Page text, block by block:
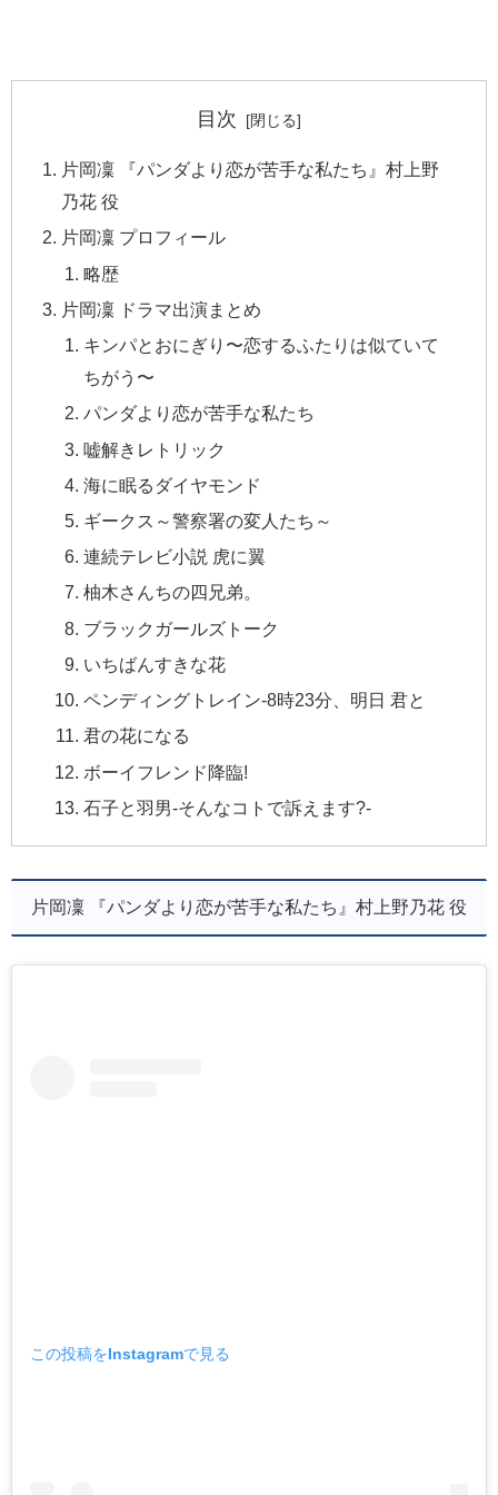
目次
片岡凜 『パンダより恋が苦手な私たち』村上野
乃花 役
片岡凜 プロフィール
略歴
片岡凜 ドラマ出演まとめ
キンパとおにぎり〜恋するふたりは似ていて
ちがう〜
パンダより恋が苦手な私たち
嘘解きレトリック
海に眠るダイヤモンド
ギークス～警察署の変人たち～
連続テレビ小説 虎に翼
柚木さんちの四兄弟。
ブラックガールズトーク
いちばんすきな花
ペンディングトレイン-8時23分、明日 君と
君の花になる
ボーイフレンド降臨!
石子と羽男-そんなコトで訴えます?-
片岡凜 『パンダより恋が苦手な私たち』村上野乃花 役
この投稿をInstagramで見る